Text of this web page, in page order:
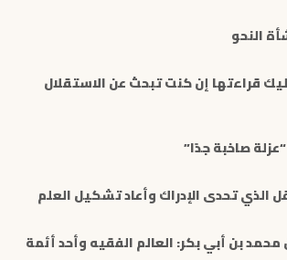
النحو
قراءتها إن كنت تبحث عن الاستقلال
صاخبة جدًا”
الذي تحدى الإدراك وأعاد تشكيل العلم
بن أبي بكر: العالم الفقيه وأحد أئمة